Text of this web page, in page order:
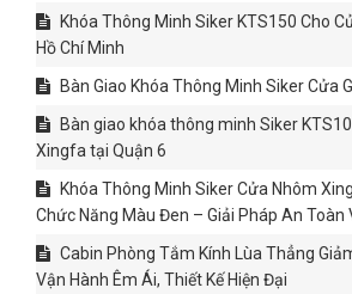
Khóa Thông Minh Siker KTS150 Cho
Hồ Chí Minh
Bàn Giao Khóa Thông Minh Siker Cửa
Bàn giao khóa thông minh Siker
Xingfa tại Quận 6
Khóa Thông Minh Siker Cửa Nhôm
Chức Năng Màu Đen – Giải Pháp An Toàn
Cabin Phòng Tắm Kính Lùa Thẳng
Vận Hành Êm Ái, Thiết Kế Hiện Đại